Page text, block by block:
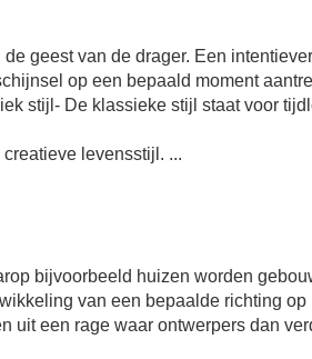
geest van de drager. Een
op een bepaald moment
stijl- De klassieke stijl staat voor
levensstijl. ...
bijvoorbeeld huizen worden
van een bepaalde richting
uit een rage waar ontwerpers dan